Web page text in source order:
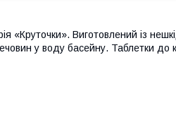
«Круточки». Виготовлений із
у воду басейну. Таблетки до